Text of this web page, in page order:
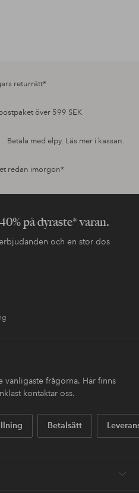
returrätt*
över 599 SEK
Betala med elpy. Läs mer i kassan.
redan imorgon*
på dyraste* varan.
och en stor dos
vanligaste frågorna. Här finns
kontaktar oss.
Betalsätt